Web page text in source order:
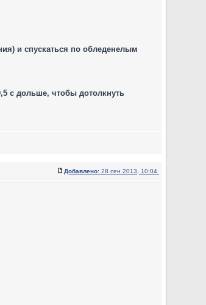
и спускаться по обледенелым
с дольше, чтобы дотолкнуть
Добавлено: 28 сен 2013, 10:04